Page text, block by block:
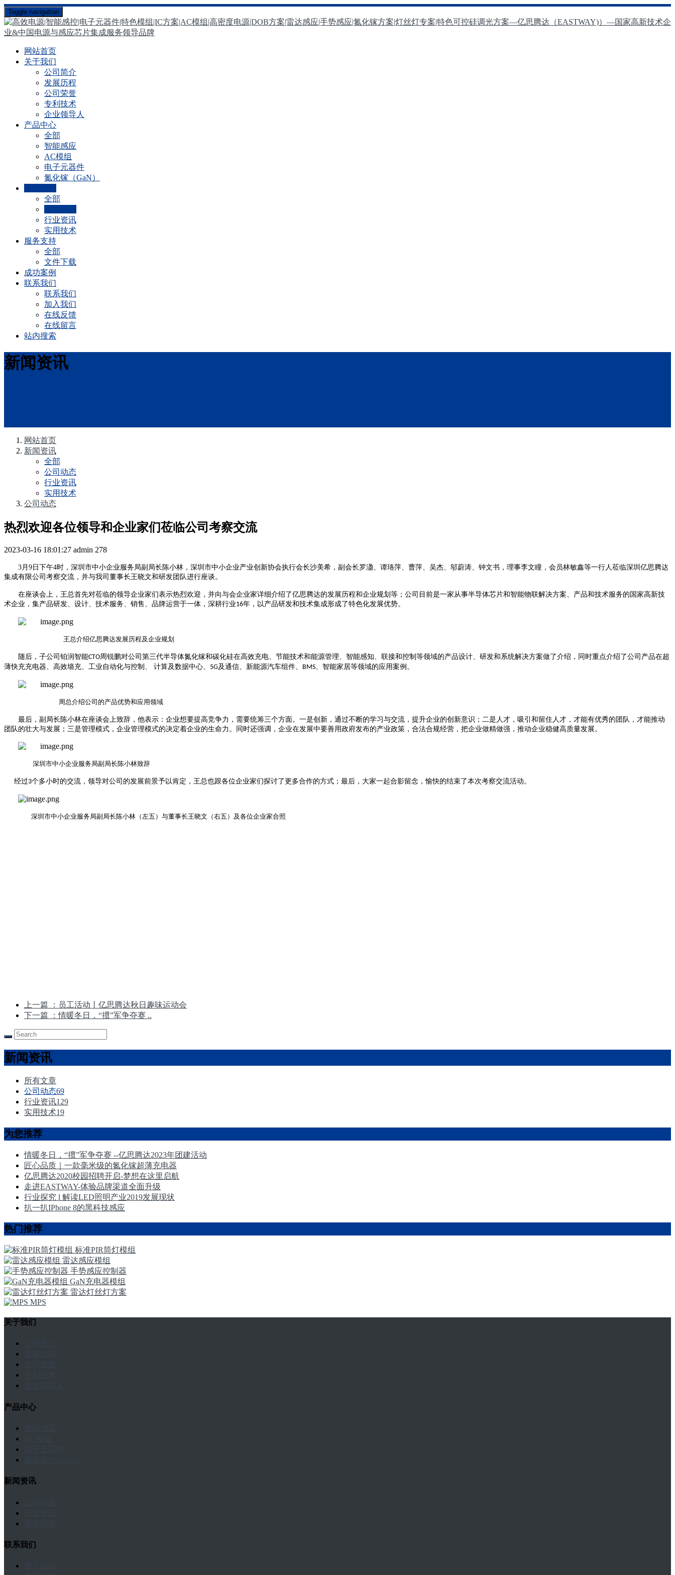
Toggle navigation
网站首页
关于我们
公司简介
发展历程
公司荣誉
专利技术
企业领导人
产品中心
全部
智能感应
AC模组
电子元器件
氮化镓（GaN）
全部
行业资讯
实用技术
服务支持
全部
文件下载
成功案例
联系我们
联系我们
加入我们
在线反馈
在线留言
站内搜索
新闻资讯
网站首页
新闻资讯
全部
公司动态
行业资讯
实用技术
公司动态
热烈欢迎各位领导和企业家们莅临公司考察交流
2023-03-16 18:01:27 admin 278
3月9日下午4时，深圳市中小企业服务局副局长陈小林，深圳市中小企业产业创新协会执行会长沙美希，副会长罗溋、谭珞萍、曹萍、吴杰、邬蔚涛、钟文书，理事李文瞳，会员林敏鑫等一行人莅临深圳亿思腾达
集成有限公司考察交流，并与我司董事长王晓文和研发团队进行座谈。
在座谈会上，王总首先对莅临的领导企业家们表示热烈欢迎，并向与会企业家详细介绍了亿思腾达的发展历程和企业规划等；公司目前是一家从事半导体芯片和智能物联解决方案、产品和技术服务的国家高新技
术企业，集产品研发、设计、技术服务、销售、品牌运营于一体，深耕行业16年，以产品研发和技术集成形成了特色化发展优势。
王总介绍亿思腾达发展历程及企业规划
随后，子公司铂润智能CTO周锐鹏对公司第三代半导体氮化镓和碳化硅在高效充电、节能技术和能源管理、智能感知、联接和控制等领域的产品设计、研发和系统解决方案做了介绍，同时重点介绍了公司产品在超
薄快充充电器、高效墙充、工业自动化与控制、 计算及数据中心、 5G及通信、新能源汽车组件、 BMS、智能家居等领域的应用案例。
周总介绍公司的产品优势和应用领域
最后，副局长陈小林在座谈会上致辞，他表示：企业想要提高竞争力，需要统筹三个方面。一是创新，通过不断的学习与交流，提升企业的创新意识；二是人才，吸引和留住人才，才能有优秀的团队，才能推动
团队的壮大与发展；三是管理模式，企业管理模式的决定着企业的生命力。同时还强调，企业在发展中要善用政府发布的产业政策，合法合规经营，把企业做精做强，推动企业稳健高质量发展。
深圳市中小企业服务局副局长陈小林致辞
经过3个多小时的交流，领导对公司的发展前景予以肯定，王总也跟各位企业家们探讨了更多合作的方式；最后，大家一起合影留念，愉快的结束了本次考察交流活动。
深圳市中小企业服务局副局长陈小林（左五）与董事长王晓文（右五）及各位企业家合照
上一篇
：员工活动丨亿思腾达秋日趣味运动会
下一篇
：情暖冬日，“掼”军争夺赛 ..
新闻资讯
所有文章
公司动态69
行业资讯129
实用技术19
为您推荐
情暖冬日，“掼”军争夺赛 --亿思腾达2023年团建活动
匠心品质｜一款毫米级的氮化镓超薄充电器
亿思腾达2020校园招聘开启-梦想在这里启航
走进EASTWAY-体验品牌渠道全面升级
行业探究 l 解读LED照明产业2019发展现状
扒一扒IPhone 8的黑科技感应
热门推荐
标准PIR筒灯模组
雷达感应模组
手势感应控制器
GaN充电器模组
雷达灯丝灯方案
MPS
关于我们
产品中心
新闻资讯
联系我们